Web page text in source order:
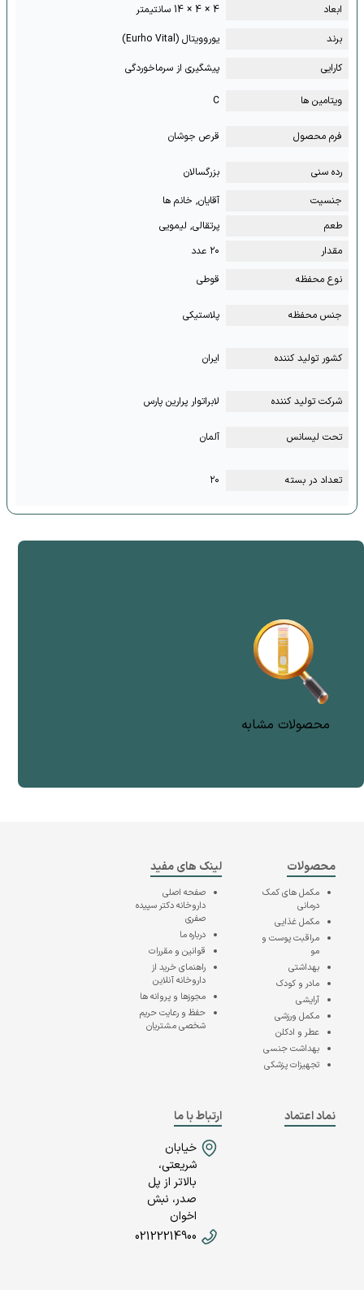
ابعاد
4 × 4 × 14 سانتیمتر
برند
یوروویتال (Eurho Vital)
کارایی
پیشگیری از سرماخوردگی
ویتامین ها C
فرم محصول قرص جوشان
رده سنی
بزرگسالان
جنسیت
آقایان, خانم ها
طعم
پرتقالی, لیمویی
مقدار
۲۰ عدد
نوع محفظه
قوطی
جنس محفظه پلاستیکی
کشور تولید کننده ایران
شرکت تولید کننده لابراتوار پرارین پارس
تحت لیسانس آلمان
تعداد در بسته ۲۰
محصولات مشابه
محصولات
مکمل های کمک
درمانی
مکمل غذایی
مراقبت پوست و
مو
بهداشتی
مادر و کودک
آرایشی
مکمل ورزشی
عطر و ادکلن
بهداشت جنسی
تجهیزات پزشکی
لینک های مفید
صفحه اصلی
داروخانه دکتر سپیده
صفری
درباره ما
قوانین و مقررات
راهنمای خرید از
داروخانه آنلاین
مجوزها و پروانه ها
حفظ و رعایت حریم
شخصی مشتریان
نماد اعتماد
ارتباط با ما
خیابان
شریعتی،
بالاتر از پل
صدر، نبش
اخوان
02122214900